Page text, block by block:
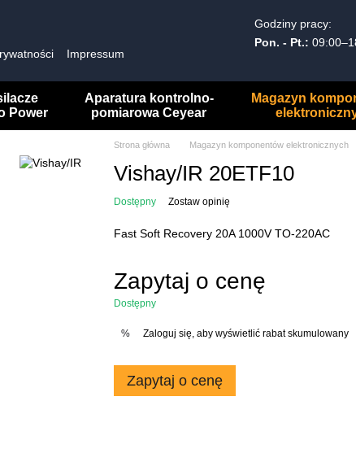
Impressum
Godziny pracy:
Pon. - Pt.:
Power
Aparatura kontrolno-
pomiarowa Ceyear
Magazyn
Strona główna Magazyn komponentów elektronicznych
Vishay/IR 20ETF10
Dostępny Zostaw opinię
Fast Soft Recovery 20A 1000V TO-220AC
Zapytaj o cenę
Dostępny
% Zaloguj się , aby wyświetlić rabat skumulowany
Zapytaj o cenę